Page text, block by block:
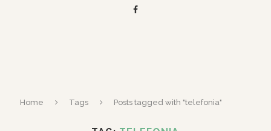
Home Tags Posts tagged with "telefonia"